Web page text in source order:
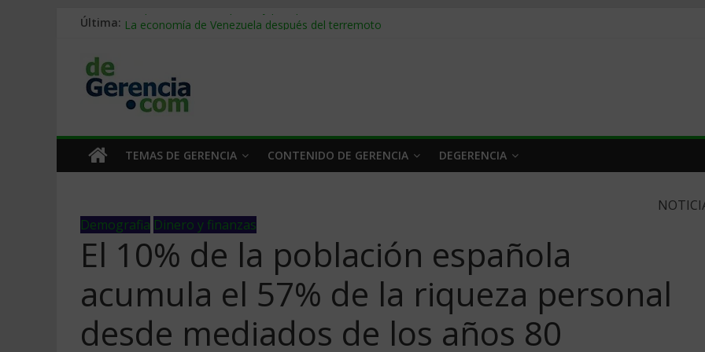
Última: Despido silencioso: qué es y por qué sale tan caro
Gestión de proyectos con IA: qué cambia en el oficio
IA y creatividad: cómo evitar que todos piensen igual
TEMAS DE GERENCIA CONTENIDO DE GERENCIA DEGERENCIA
Demografia Dinero y finanzas
El 10% de la población española
acumula el 57% de la riqueza personal
desde mediados de los años 80